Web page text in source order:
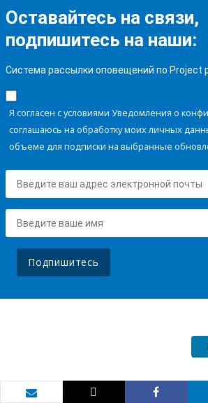
Оставайтесь на связи,
подпишитесь на наши:
Система рассылки оповещений по Project
Я согласен с условиями Уведомления о
соглашаюсь на обработку моих личных
объеме для подписки на выбранные
Подпишитесь